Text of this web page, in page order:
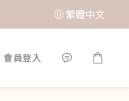
繁體中文
會員登入